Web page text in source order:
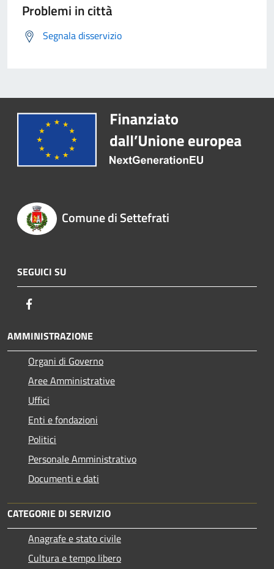
Problemi in città
Segnala disservizio
Comune di Settefrati
SEGUICI SU
AMMINISTRAZIONE
Organi di Governo
Aree Amministrative
Uffici
Enti e fondazioni
Politici
Personale Amministrativo
Documenti e dati
CATEGORIE DI SERVIZIO
Anagrafe e stato civile
Cultura e tempo libero